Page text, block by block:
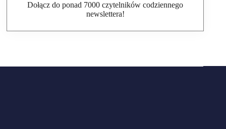
Dołącz do ponad 7000 czytelników codziennego
newslettera!